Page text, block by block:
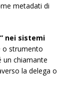
metadati di
nei sistemi
o strumento
un chiamante
la delega o